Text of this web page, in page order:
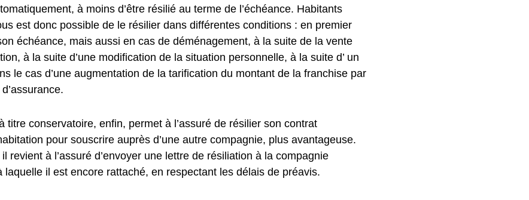
à moins d’être résilié au terme de l’échéance. Habitants
est donc possible de le résilier dans différentes conditions : en premier
échéance, mais aussi en cas de déménagement, à la suite de la vente
à la suite d’une modification de la situation personnelle, à la suite d’ un
le cas d’une augmentation de la tarification du montant de la franchise par
titre conservatoire, enfin, permet à l’assuré de résilier son contrat
pour souscrire auprès d’une autre compagnie, plus avantageuse.
revient à l’assuré d’envoyer une lettre de résiliation à la compagnie
laquelle il est encore rattaché, en respectant les délais de préavis.